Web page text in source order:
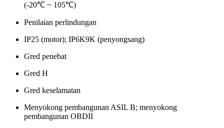
(-20℃ ~ 105℃)
Penilaian perlindungan
IP25 (motor); IP6K9K (penyongsang)
Gred penebat
Gred H
Gred keselamatan
Menyokong pembangunan ASIL B; menyokong
pembangunan OBDII